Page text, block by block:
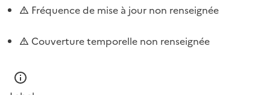
Fréquence de mise à jour non renseignée
Couverture temporelle non renseignée